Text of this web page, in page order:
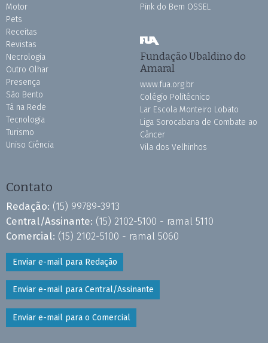
Motor
Pets
Receitas
Revistas
Necrologia
Outro Olhar
Presença
São Bento
Tá na Rede
Tecnologia
Turismo
Uniso Ciência
Pink do Bem OSSEL
Fundação Ubaldino do
Amaral
www.fua.org.br
Colégio Politécnico
Lar Escola Monteiro Lobato
Liga Sorocabana de Combate ao
Câncer
Vila dos Velhinhos
Contato
Redação: (15) 99789-3913
Central/Assinante: (15) 2102-5100 - ramal 5110
Comercial: (15) 2102-5100 - ramal 5060
Enviar e-mail para Redação
Enviar e-mail para Central/Assinante
Enviar e-mail para o Comercial